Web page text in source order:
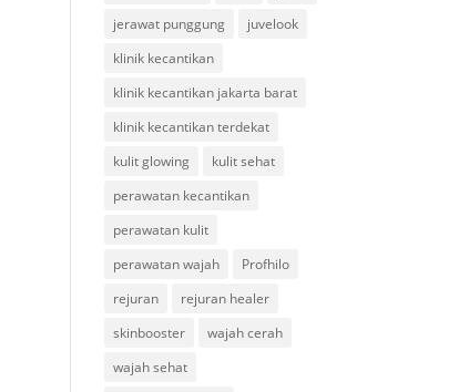
jerawat punggung
juvelook
klinik kecantikan
klinik kecantikan jakarta barat
klinik kecantikan terdekat
kulit glowing
kulit sehat
perawatan kecantikan
perawatan kulit
perawatan wajah
Profhilo
rejuran
rejuran healer
skinbooster
wajah cerah
wajah sehat